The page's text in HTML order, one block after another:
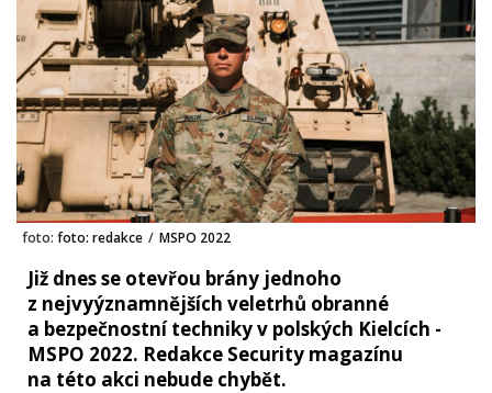
foto: foto: redakce / MSPO 2022
Již dnes se otevřou brány jednoho
z nejvyýznamnějších veletrhů obranné
a bezpečnostní techniky v polských Kielcích -
MSPO 2022. Redakce Security magazínu
na této akci nebude chybět.